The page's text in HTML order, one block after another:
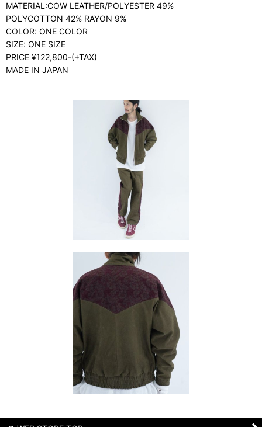
MATERIAL:COW LEATHER/POLYESTER 49%
POLYCOTTON 42% RAYON 9%
COLOR: ONE COLOR
SIZE: ONE SIZE
PRICE ¥122,800-(+TAX)
MADE IN JAPAN